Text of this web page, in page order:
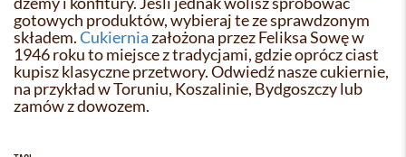
gotowych produktów, wybieraj te ze sprawdzonym
składem.Cukierniazałożona przez Feliksa Sowę w
1946 roku to miejsce z tradycjami, gdzie oprócz ciast
kupisz klasyczne przetwory. Odwiedź nasze cukiernie,
na przykład w Toruniu, Koszalinie, Bydgoszczy lub
zamów z dowozem.